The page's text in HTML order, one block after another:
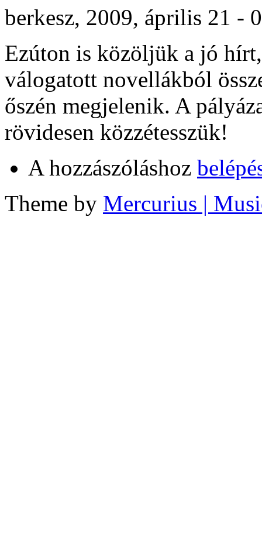
berkesz, 2009, április 21 -
Ezúton is közöljük a jó
válogatott novellákból
őszén megjelenik. A
rövidesen közzétesszük!
A hozzászóláshoz
Theme by Mercurius |